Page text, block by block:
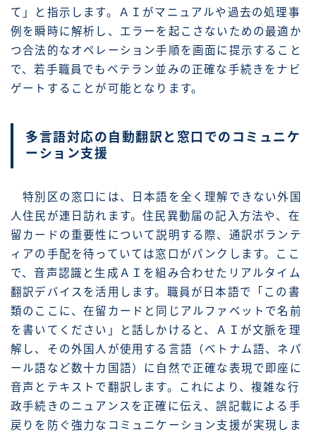
て」と指示します。ＡＩがマニュアルや過去の処理事
例を瞬時に解析し、エラーを起こさないための最適か
つ合法的なオペレーション手順を画面に提示すること
で、若手職員でもベテラン並みの正確な手続きをナビ
ゲートすることが可能となります。
多言語対応の自動翻訳と窓口でのコミュニケ
ーション支援
特別区の窓口には、日本語を全く理解できない外国
人住民が連日訪れます。住民異動届の記入方法や、在
留カードの重要性について説明する際、通訳ボランテ
ィアの手配を待っていては窓口がパンクします。ここ
で、音声認識と生成ＡＩを組み合わせたリアルタイム
翻訳デバイスを活用します。職員が日本語で「この書
類のここに、在留カードと同じアルファベットで名前
を書いてください」と話しかけると、ＡＩが文脈を理
解し、その外国人が使用する言語（ベトナム語、ネパ
ール語など数十カ国語）に自然で正確な表現で即座に
音声とテキストで翻訳します。これにより、複雑な行
政手続きのニュアンスを正確に伝え、誤記載による手
戻りを防ぐ強力なコミュニケーション支援が実現しま